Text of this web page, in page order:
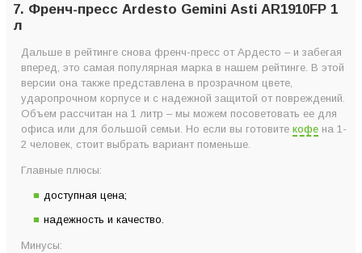
7. Френч-пресс Ardesto Gemini Asti AR1910FP 1
л
Дальше в рейтинге снова френч-пресс от Ардесто – и забегая
вперед, это самая популярная марка в нашем рейтинге. В этой
версии она также представлена в прозрачном цвете,
ударопрочном корпусе и с надежной защитой от повреждений.
Объем рассчитан на 1 литр – мы можем посоветовать ее для
офиса или для большой семьи. Но если вы готовите кофе на 1-
2 человек, стоит выбрать вариант поменьше.
Главные плюсы:
доступная цена;
надежность и качество.
Минусы: